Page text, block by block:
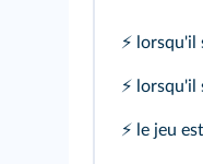
⚡
⚡
⚡ le jeu